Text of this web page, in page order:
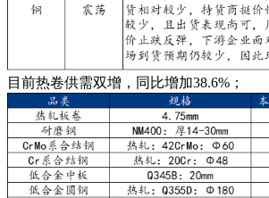
目前热卷供需双增，同比增加38.6%；